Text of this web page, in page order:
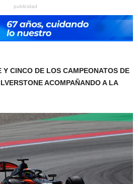
publicidad
Y CINCO DE LOS CAMPEONATOS DE
ACOMPAÑANDO A LA